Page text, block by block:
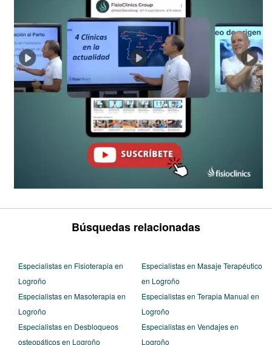
Búsquedas relacionadas
Especialistas en Fisioterapia en
Logroño
Especialistas en Masoterapia en
Logroño
Especialistas en Desbloqueos
osteopáticos en Logroño
Especialistas en Masaje Terapéutico
en Logroño
Especialistas en Terapia Manual en
Logroño
Especialistas en Vendajes en
Logroño